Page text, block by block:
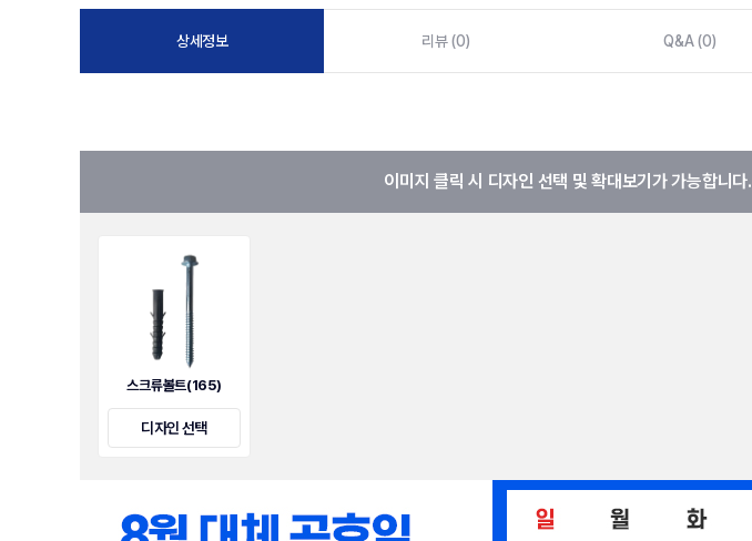
상세정보 리뷰 (0) Q&A (0)
이미지 클릭 시 디자인 선택 및 확대보기가 가능합니다.
스크류볼트(165)
디자인 선택